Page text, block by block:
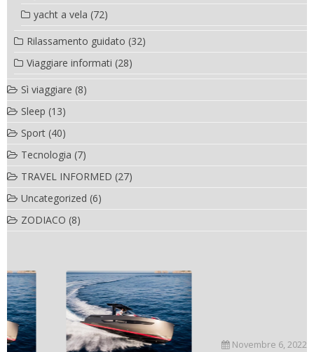
yacht a vela (72)
Rilassamento guidato (32)
Viaggiare informati (28)
Sì viaggiare (8)
Sleep (13)
Sport (40)
Tecnologia (7)
TRAVEL INFORMED (27)
Uncategorized (6)
ZODIACO (8)
Novembre 6, 2022